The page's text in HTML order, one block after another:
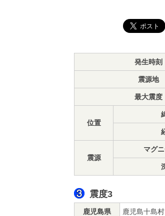
発生時刻
震源地
最大震度
位置
震源
マグ
震度3
鹿児島県 鹿児島十島村